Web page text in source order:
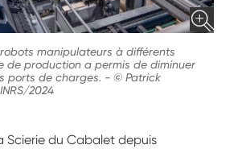
manipulateurs à différents
de production a permis de diminuer
ports de charges. - © Patrick
2024
Scierie du Cabalet depuis